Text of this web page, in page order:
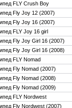
FLY Crush Boy
Fly Joy 12 (2007)
Fly Joy 16 (2007)
FLY Joy 16 girl
Fly Joy Girl 16 (2007)
Fly Joy Girl 16 (2008)
FLY Nomad
Fly Nomad (2007)
Fly Nomad (2008)
Fly Nomad (2009)
FLY Nordwest
Fly Nordwest (2007)